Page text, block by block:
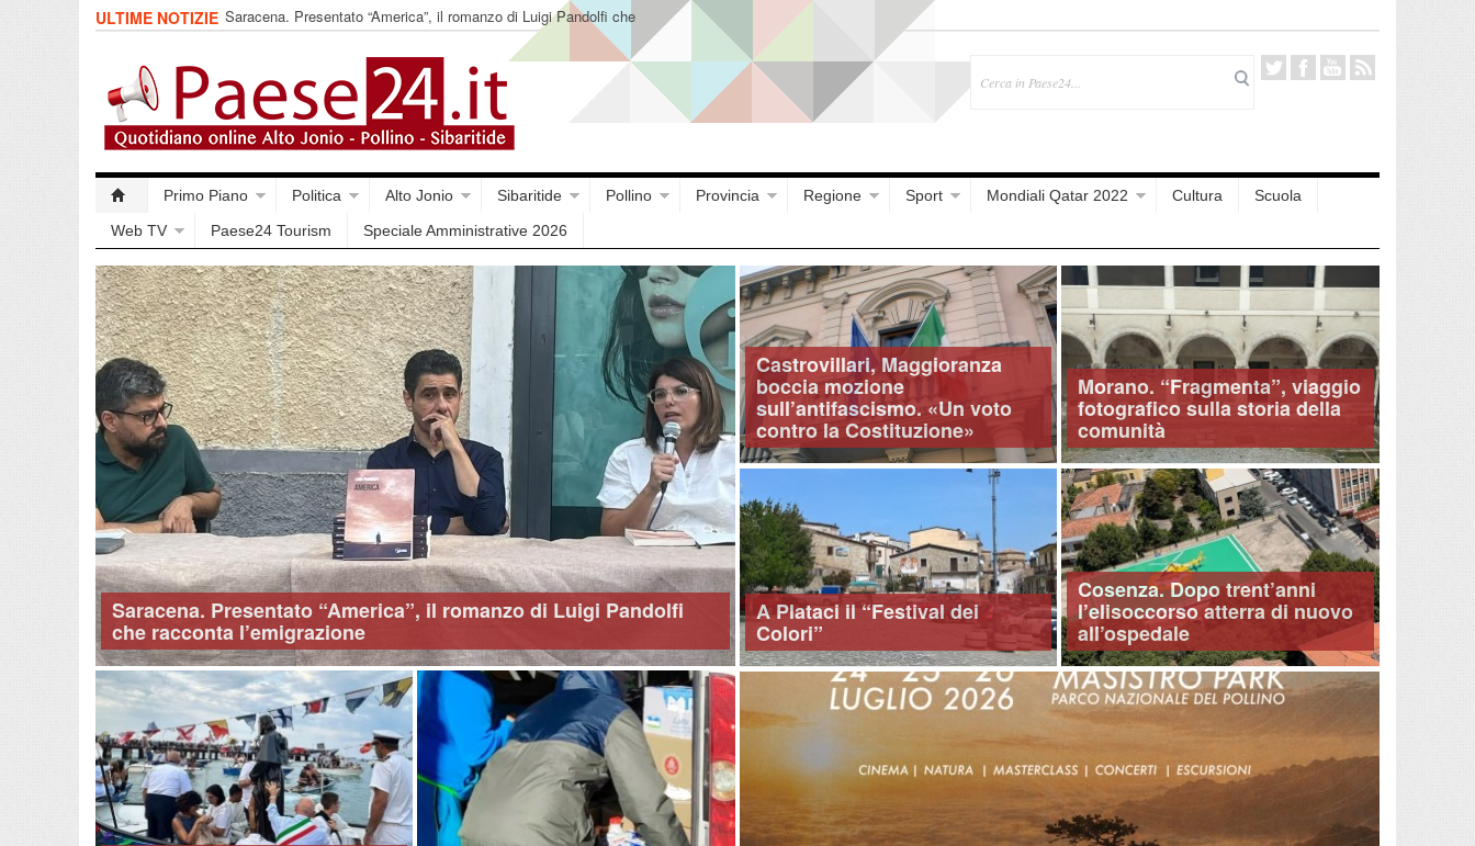
ULTIME NOTIZIE Saracena. Presentato “America”, il romanzo di Luigi Pandolfi che
racconta l’emigrazione
Primo Piano Politica Alto Jonio Sibaritide Pollino Provincia Regione Sport Mondiali Qatar 2022 Cultura
Scuola
Web TV
Paese24 Tourism Speciale Amministrative 2026
Saracena. Presentato “America”, il romanzo di Luigi Pandolfi
che racconta l’emigrazione
Castrovillari, Maggioranza
boccia mozione
sull’antifascismo. «Un voto
contro la Costituzione»
Morano. “Fragmenta”, viaggio
fotografico sulla storia della
comunità
A Plataci il “Festival dei
Colori”
Cosenza. Dopo trent’anni
l’elisoccorso atterra di nuovo
all’ospedale